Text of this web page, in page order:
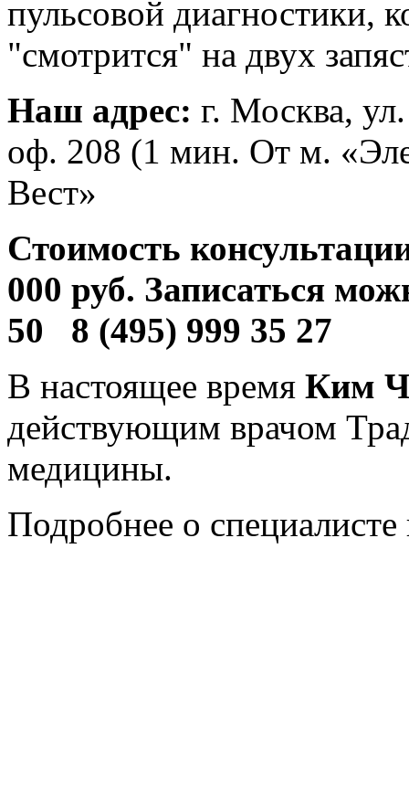
пульсовой диагностики,
"смотрится" на двух
Наш адрес: г. Москва,
оф. 208 (1 мин. От м.
Вест»
Стоимость
000 руб. Записаться
50 8 (495) 999 35 27
В настоящее время Ким
действующим врачом
медицины.
Подробнее о